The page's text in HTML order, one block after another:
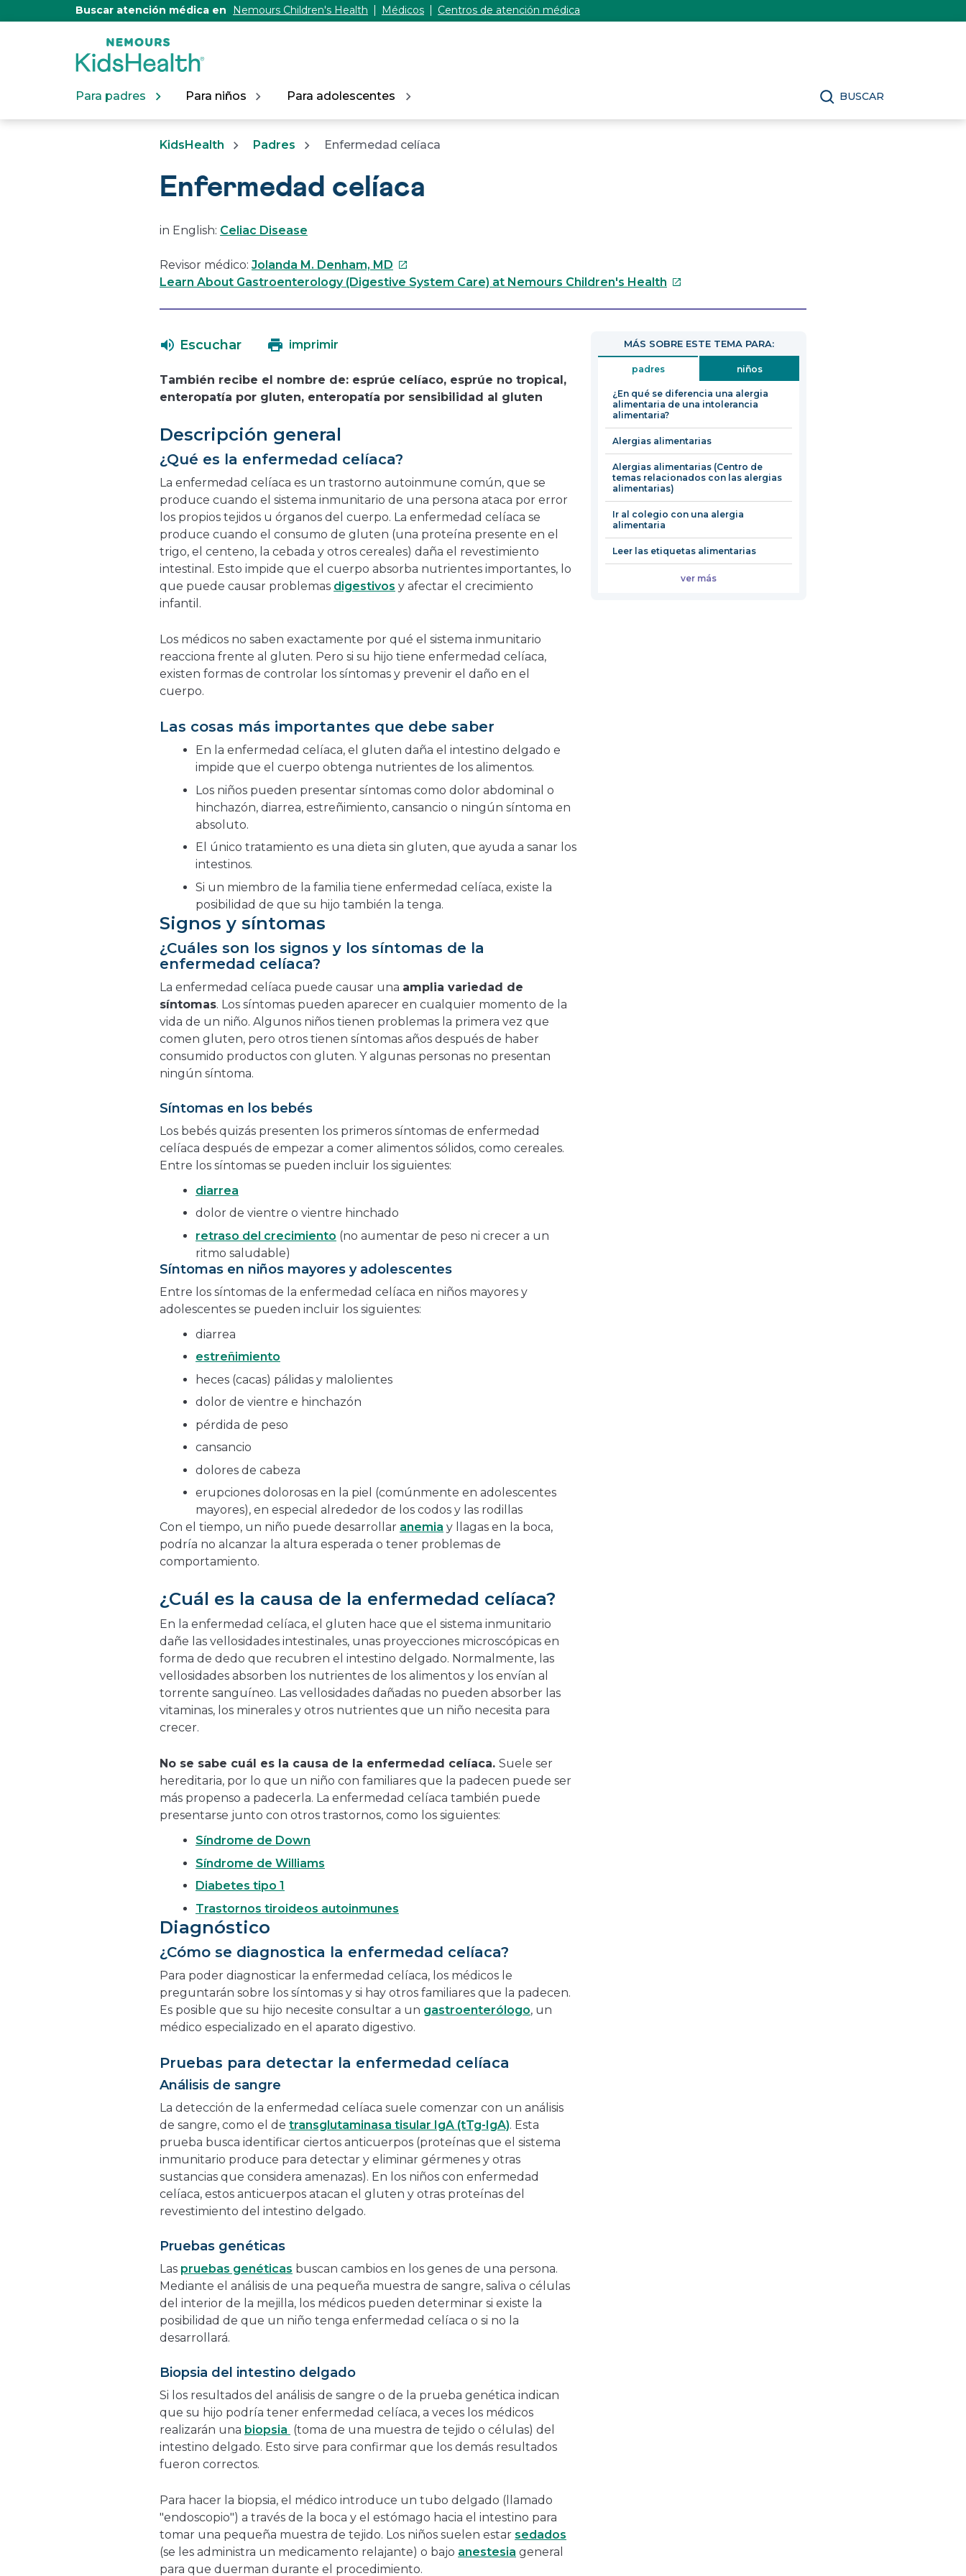
Buscar atención médica en Nemours Children's Health Médicos Centros de atención médica
Para padres Para niños Para adolescentes BUSCAR
KidsHealth Padres Enfermedad celíaca
Enfermedad celíaca
in English: Celiac Disease
Revisor médico: Jolanda M. Denham, MD Este
enlace
ventana
Learn About Gastroenterology (Digestive System Care) at Nemours Children's Health Este
en
nueva
ventana
Escuchar imprimir
También recibe el nombre de: esprúe celíaco, esprúe no tropical,
enteropatía por gluten, enteropatía por sensibilidad al gluten
Descripción general
¿Qué es la enfermedad celíaca?
La enfermedad celíaca es un trastorno autoinmune común, que se
produce cuando el sistema inmunitario de una persona ataca por error
los propios tejidos u órganos del cuerpo. La enfermedad celíaca se
produce cuando el consumo de gluten (una proteína presente en el
trigo, el centeno, la cebada y otros cereales) daña el revestimiento
intestinal. Esto impide que el cuerpo absorba nutrientes importantes, lo
que puede causar problemas digestivos y afectar el crecimiento
infantil.
Los médicos no saben exactamente por qué el sistema inmunitario
reacciona frente al gluten. Pero si su hijo tiene enfermedad celíaca,
existen formas de controlar los síntomas y prevenir el daño en el
cuerpo.
Las cosas más importantes que debe saber
En la enfermedad celíaca, el gluten daña el intestino delgado e
impide que el cuerpo obtenga nutrientes de los alimentos.
Los niños pueden presentar síntomas como dolor abdominal o
hinchazón, diarrea, estreñimiento, cansancio o ningún síntoma en
absoluto.
El único tratamiento es una dieta sin gluten, que ayuda a sanar los
intestinos.
Si un miembro de la familia tiene enfermedad celíaca, existe la
posibilidad de que su hijo también la tenga.
Signos y síntomas
¿Cuáles son los signos y los síntomas de la
enfermedad celíaca?
La enfermedad celíaca puede causar una amplia variedad de
síntomas. Los síntomas pueden aparecer en cualquier momento de la
vida de un niño. Algunos niños tienen problemas la primera vez que
comen gluten, pero otros tienen síntomas años después de haber
consumido productos con gluten. Y algunas personas no presentan
ningún síntoma.
Síntomas en los bebés
Los bebés quizás presenten los primeros síntomas de enfermedad
celíaca después de empezar a comer alimentos sólidos, como cereales.
Entre los síntomas se pueden incluir los siguientes:
diarrea
dolor de vientre o vientre hinchado
retraso del crecimiento (no aumentar de peso ni crecer a un
ritmo saludable)
Síntomas en niños mayores y adolescentes
Entre los síntomas de la enfermedad celíaca en niños mayores y
adolescentes se pueden incluir los siguientes:
diarrea
estreñimiento
heces (cacas) pálidas y malolientes
dolor de vientre e hinchazón
pérdida de peso
cansancio
dolores de cabeza
erupciones dolorosas en la piel (comúnmente en adolescentes
mayores), en especial alrededor de los codos y las rodillas
Con el tiempo, un niño puede desarrollar anemia y llagas en la boca,
podría no alcanzar la altura esperada o tener problemas de
comportamiento.
¿Cuál es la causa de la enfermedad celíaca?
En la enfermedad celíaca, el gluten hace que el sistema inmunitario
dañe las vellosidades intestinales, unas proyecciones microscópicas en
forma de dedo que recubren el intestino delgado. Normalmente, las
vellosidades absorben los nutrientes de los alimentos y los envían al
torrente sanguíneo. Las vellosidades dañadas no pueden absorber las
vitaminas, los minerales y otros nutrientes que un niño necesita para
crecer.
No se sabe cuál es la causa de la enfermedad celíaca. Suele ser
hereditaria, por lo que un niño con familiares que la padecen puede ser
más propenso a padecerla. La enfermedad celíaca también puede
presentarse junto con otros trastornos, como los siguientes:
Síndrome de Down
Síndrome de Williams
Diabetes tipo 1
Trastornos tiroideos autoinmunes
Diagnóstico
¿Cómo se diagnostica la enfermedad celíaca?
Para poder diagnosticar la enfermedad celíaca, los médicos le
preguntarán sobre los síntomas y si hay otros familiares que la padecen.
Es posible que su hijo necesite consultar a un gastroenterólogo, un
médico especializado en el aparato digestivo.
Pruebas para detectar la enfermedad celíaca
Análisis de sangre
La detección de la enfermedad celíaca suele comenzar con un análisis
de sangre, como el de transglutaminasa tisular IgA (tTg-IgA). Esta
prueba busca identificar ciertos anticuerpos (proteínas que el sistema
inmunitario produce para detectar y eliminar gérmenes y otras
sustancias que considera amenazas). En los niños con enfermedad
celíaca, estos anticuerpos atacan el gluten y otras proteínas del
revestimiento del intestino delgado.
Pruebas genéticas
Las pruebas genéticas buscan cambios en los genes de una persona.
Mediante el análisis de una pequeña muestra de sangre, saliva o células
del interior de la mejilla, los médicos pueden determinar si existe la
posibilidad de que un niño tenga enfermedad celíaca o si no la
desarrollará.
Biopsia del intestino delgado
Si los resultados del análisis de sangre o de la prueba genética indican
que su hijo podría tener enfermedad celíaca, a veces los médicos
realizarán una biopsia (toma de una muestra de tejido o células) del
intestino delgado. Esto sirve para confirmar que los demás resultados
fueron correctos.
Para hacer la biopsia, el médico introduce un tubo delgado (llamado
"endoscopio") a través de la boca y el estómago hacia el intestino para
tomar una pequeña muestra de tejido. Los niños suelen estar sedados
(se les administra un medicamento relajante) o bajo anestesia general
para que duerman durante el procedimiento.
MÁS SOBRE ESTE TEMA PARA:
padres niños
¿En qué se diferencia una alergia
alimentaria de una intolerancia
alimentaria?
Alergias alimentarias
Alergias alimentarias (Centro de
temas relacionados con las alergias
alimentarias)
Ir al colegio con una alergia
alimentaria
Leer las etiquetas alimentarias
ver más